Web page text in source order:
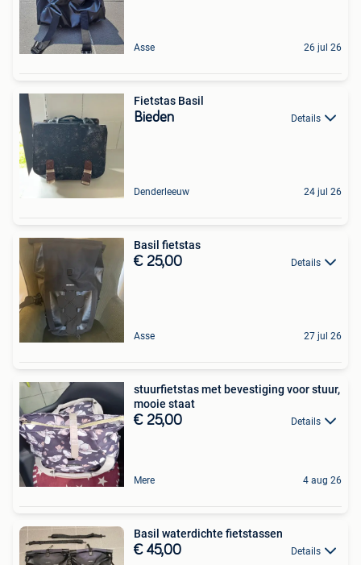
Asse 26 jul 26
Fietstas Basil
Bieden Details
Denderleeuw 24 jul 26
Basil fietstas
€ 25,00 Details
Asse 27 jul 26
stuurfietstas met bevestiging voor stuur,
mooie staat
€ 25,00 Details
Mere 4 aug 26
Basil waterdichte fietstassen
€ 45,00 Details